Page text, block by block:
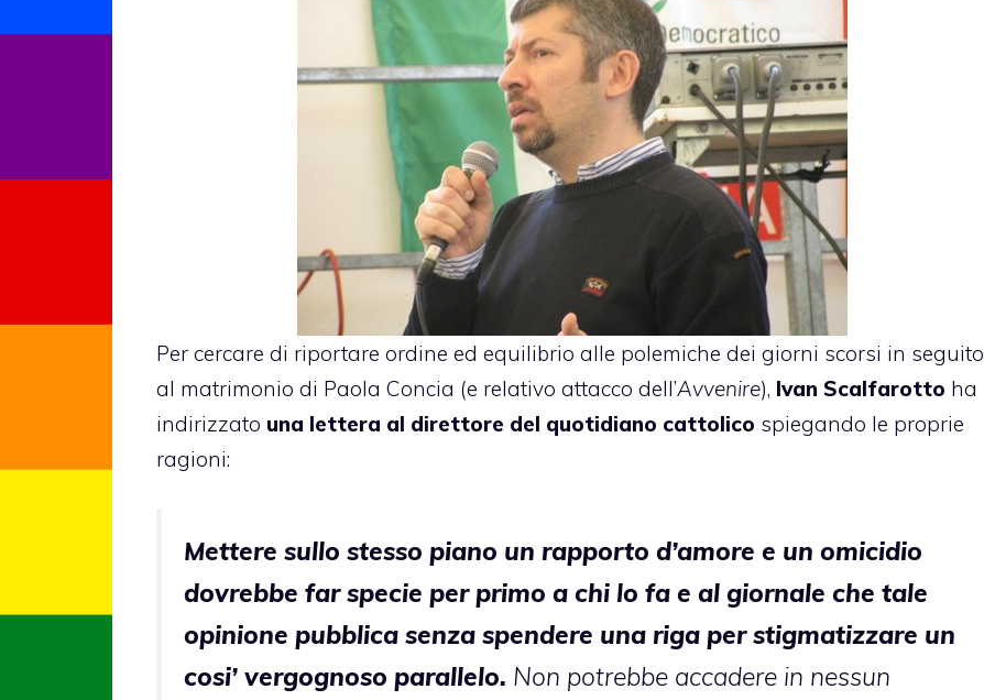
Per cercare di riportare ordine ed equilibrio alle polemiche dei giorni scorsi in seguito
al matrimonio di Paola Concia (e relativo attacco dell’Avvenire), Ivan Scalfarotto ha
indirizzato una lettera al direttore del quotidiano cattolico spiegando le proprie
ragioni:
Mettere sullo stesso piano un rapporto d’amore e un omicidio
dovrebbe far specie per primo a chi lo fa e al giornale che tale
opinione pubblica senza spendere una riga per stigmatizzare un
cosi’ vergognoso parallelo. Non potrebbe accadere in nessun